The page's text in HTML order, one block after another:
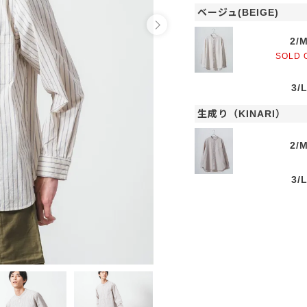
ベージュ(BEIGE)
2/M
SOLD
3/L
生成り（KINARI）
2/M
3/L